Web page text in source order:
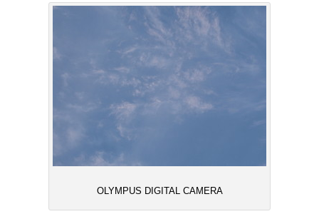
OLYMPUS DIGITAL CAMERA